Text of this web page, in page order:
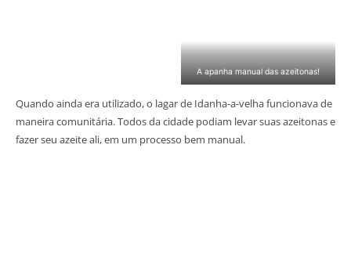
A apanha manual das azeitonas!
Quando ainda era utilizado, o lagar de Idanha-a-velha funcionava de
maneira comunitária. Todos da cidade podiam levar suas azeitonas e
fazer seu azeite ali, em um processo bem manual.